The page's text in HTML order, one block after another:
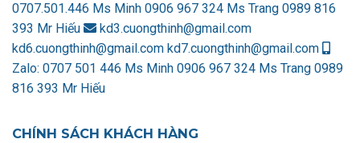
0707.501.446 Ms Minh 0906 967 324 Ms Trang 0989 816
393 Mr Hiếu
kd3.cuongthinh@gmail.com
kd6.cuongthinh@gmail.com kd7.cuongthinh@gmail.com
Zalo: 0707 501 446 Ms Minh 0906 967 324 Ms Trang 0989
816 393 Mr Hiếu
CHÍNH SÁCH KHÁCH HÀNG